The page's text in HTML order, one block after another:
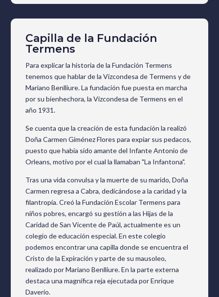
Capilla de la Fundación
Termens
Para explicar la historia de la Fundación Termens
tenemos que hablar de la Vizcondesa de Termens y de
Mariano Benlliure. La fundación fue puesta en marcha
por su bienhechora, la Vizcondesa de Termens en el
año 1931.
Se cuenta que la creación de esta fundación la realizó
Doña Carmen Giménez Flores para expiar sus pedacos,
puesto que había sido amante del Infante Antonio de
Orleans, motivo por el cual la llamaban "La Infantona".
Tras una vida convulsa y la muerte de su marido, Doña
Carmen regresa a Cabra, dedicándose a la caridad y la
filantropía. Creó la Fundación Escolar Termens para
niños pobres, encargó su gestión a las Hijas de la
Caridad de San Vicente de Paúl, actualmente es un
colegio de educación especial. En este colegio
podemos encontrar una capilla donde se encuentra el
Cristo de la Expiración y parte de su mausoleo,
realizado por Mariano Benlliure. En la parte externa
destaca una magnífica reja ejecutada por Enrique
Daverio.